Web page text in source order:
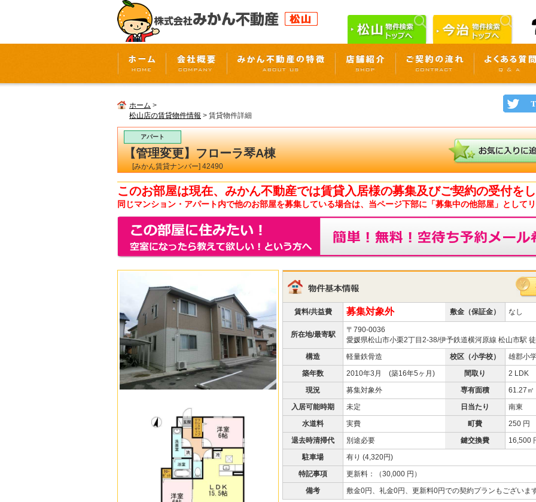
ホーム >
松山店の賃貸物件情報 > 賃貸物件詳細
アパート
【管理変更】フローラ琴A棟
[みかん賃貸ナンバー] 42490
このお部屋は現在、みかん不動産では賃貸入居様の募集及びご契約の受付を
同じマンション・アパート内で他のお部屋を募集している場合は、当ページ下部に「募集中の他部屋」として
賃料/共益費 募集対象外 敷金（保証金） なし
所在地/最寄駅
〒790-0036
愛媛県松山市小栗2丁目2-38/伊予鉄道横河原線 松山市駅
構造
軽量鉄骨造 校区（小学校）
雄郡小
築年数
2010年3月 (築16年5ヶ月) 間取り
2 LDK
現況
募集対象外 専有面積
61.27㎡
入居可能時期
未定 日当たり
南東
水道料
実費 町費
250 円
退去時清掃代
別途必要 鍵交換費
16,500
駐車場
有り (4,320円)
特記事項
更新料：（30,000 円）
備考
敷金0円、礼金0円、更新料0円での契約プランもございま